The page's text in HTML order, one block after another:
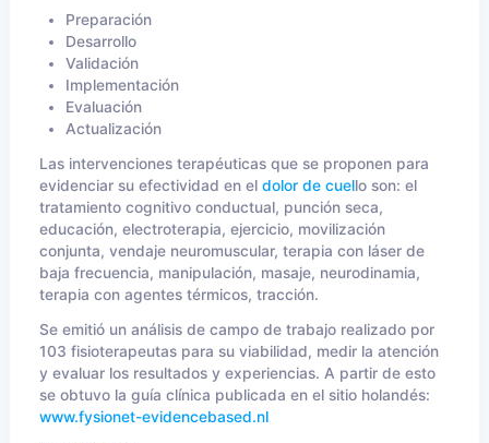
Preparación
Desarrollo
Validación
Implementación
Evaluación
Actualización
Las intervenciones terapéuticas que se proponen para
evidenciar su efectividad en el dolor de cuello son: el
tratamiento cognitivo conductual, punción seca,
educación, electroterapia, ejercicio, movilización
conjunta, vendaje neuromuscular, terapia con láser de
baja frecuencia, manipulación, masaje, neurodinamia,
terapia con agentes térmicos, tracción.
Se emitió un análisis de campo de trabajo realizado por
103 fisioterapeutas para su viabilidad, medir la atención
y evaluar los resultados y experiencias. A partir de esto
se obtuvo la guía clínica publicada en el sitio holandés:
www.fysionet-evidencebased.nl